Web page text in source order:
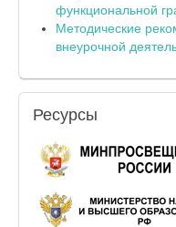
функциональной
Методические
внеурочной
Ресурсы